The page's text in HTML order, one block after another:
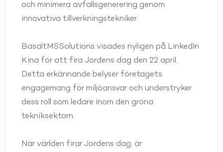
och minimera avfallsgenerering genom
innovativa tillverkningstekniker.
BasaltMSSolutions visades nyligen på LinkedIn
Kina för att fira Jordens dag den 22 april.
Detta erkännande belyser företagets
engagemang för miljöansvar och understryker
dess roll som ledare inom den gröna
tekniksektorn.
När världen firar Jordens dag, är